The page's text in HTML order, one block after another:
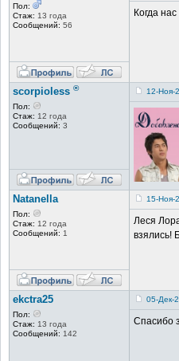
Пол:
Стаж: 13 года
Сообщений: 56
Когда
scorpioless ®
Пол:
Стаж: 12 года
Сообщений: 3
12-Ноя-
Natanella
Пол:
Стаж: 12 года
Сообщений: 1
15-Ноя-
Леся
взялись!
ekctra25
Пол:
Стаж: 13 года
Сообщений: 142
05-Дек-
Спасибо